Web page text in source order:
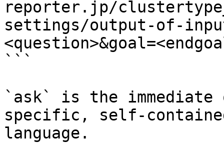
reporter.jp/
settings/output-of-
```
`ask` is the
specific, self-
language.